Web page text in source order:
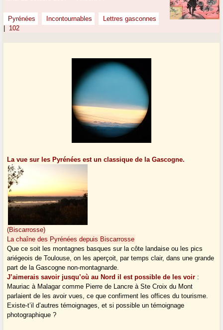
Pyrénées Incontournables
Lettres gasconnes
102
La vue sur les Pyrénées est un classique de la Gascogne.
(Biscarrosse)
La chaîne des Pyrénées depuis Biscarrosse
Que ce soit les montagnes basques sur la côte landaise ou les pics
ariégeois de Toulouse, on les aperçoit, par temps clair, dans une grande
part de la Gascogne non-montagnarde.
J’aimerais savoir jusqu’où au Nord il est possible de les voir :
Mauriac à Malagar comme Pierre de Lancre à Ste Croix du Mont
parlaient de les avoir vues, ce que confirment les offices du tourisme.
Existe-t’il d’autres témoignages, et si possible un témoignage
photographique ?